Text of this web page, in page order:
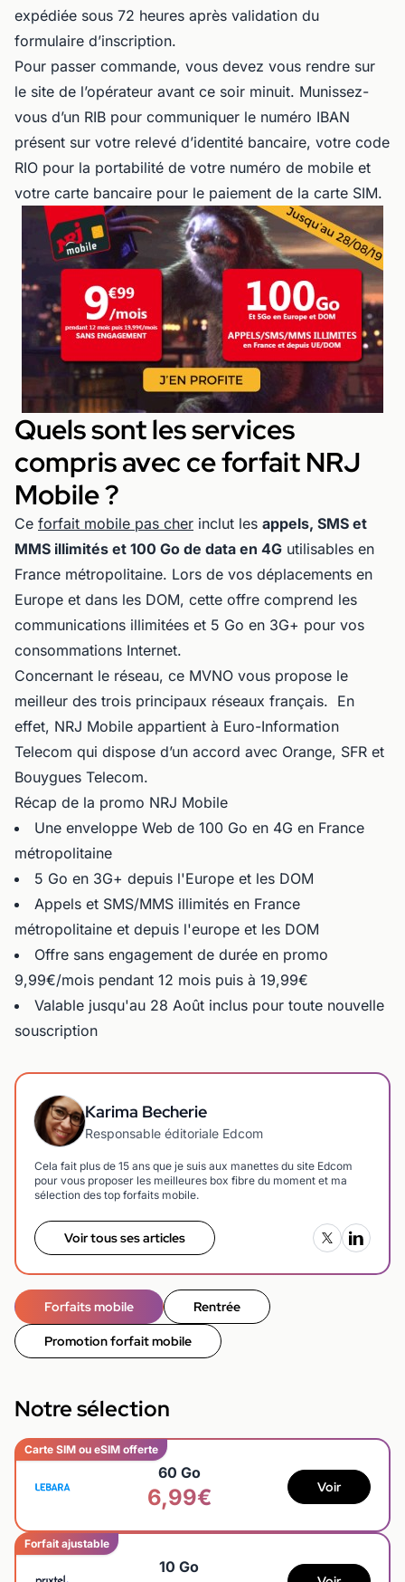
expédiée sous 72 heures après validation du
formulaire d’inscription.
Pour passer commande, vous devez vous rendre sur
le site de l’opérateur avant ce soir minuit. Munissez-
vous d’un RIB pour communiquer le numéro IBAN
présent sur votre relevé d’identité bancaire, votre code
RIO pour la portabilité de votre numéro de mobile et
votre carte bancaire pour le paiement de la carte SIM.
Quels sont les services
compris avec ce forfait NRJ
Mobile ?
Ce forfait mobile pas cher inclut les appels, SMS et
MMS illimités et 100 Go de data en 4G utilisables en
France métropolitaine. Lors de vos déplacements en
Europe et dans les DOM, cette offre comprend les
communications illimitées et 5 Go en 3G+ pour vos
consommations Internet.
Concernant le réseau, ce MVNO vous propose le
meilleur des trois principaux réseaux français. En
effet, NRJ Mobile appartient à Euro-Information
Telecom qui dispose d’un accord avec Orange, SFR et
Bouygues Telecom.
Récap de la promo NRJ Mobile
Une enveloppe Web de 100 Go en 4G en France
métropolitaine
5 Go en 3G+ depuis l'Europe et les DOM
Appels et SMS/MMS illimités en France
métropolitaine et depuis l'europe et les DOM
Offre sans engagement de durée en promo
9,99€/mois pendant 12 mois puis à 19,99€
Valable jusqu'au 28 Août inclus pour toute nouvelle
souscription
Karima Becherie
Responsable éditoriale Edcom
Cela fait plus de 15 ans que je suis aux manettes du site Edcom
pour vous proposer les meilleures box fibre du moment et ma
sélection des top forfaits mobile.
Voir tous ses articles
Forfaits mobile Rentrée
Promotion forfait mobile
Notre sélection
Carte SIM ou eSIM offerte
60 Go
6,99€ Voir
Forfait ajustable
10 Go